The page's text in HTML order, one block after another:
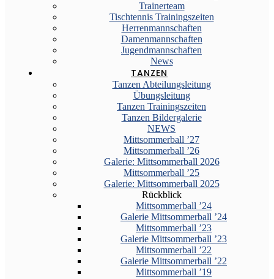
Trainerteam
Tischtennis Trainingszeiten
Herrenmannschaften
Damenmannschaften
Jugendmannschaften
News
TANZEN
Tanzen Abteilungsleitung
Übungsleitung
Tanzen Trainingszeiten
Tanzen Bildergalerie
NEWS
Mittsommerball ’27
Mittsommerball ’26
Galerie: Mittsommerball 2026
Mittsommerball ’25
Galerie: Mittsommerball 2025
Rückblick
Mittsommerball ’24
Galerie Mittsommerball ’24
Mittsommerball ’23
Galerie Mittsommerball ’23
Mittsommerball ’22
Galerie Mittsommerball ’22
Mittsommerball ’19